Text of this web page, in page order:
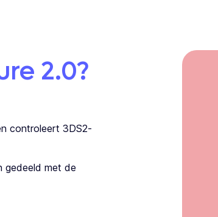
2.0?
controleert 3DS2-
gedeeld met de